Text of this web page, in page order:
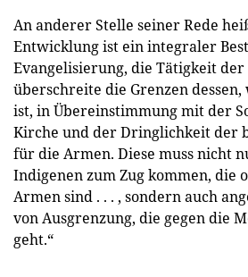
An anderer Stelle seiner Rede
Entwicklung ist ein integraler
Evangelisierung, die Tätigkeit der
überschreite die Grenzen dessen,
ist, in Übereinstimmung mit der
Kirche und der Dringlichkeit der
für die Armen. Diese muss nicht
Indigenen zum Zug kommen, die
Armen sind . . . , sondern auch
von Ausgrenzung, die gegen die
geht.“